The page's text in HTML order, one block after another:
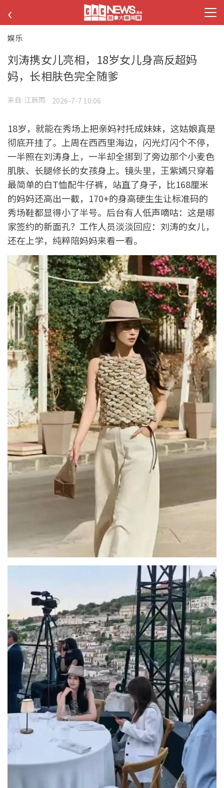
‹
娱乐
刘涛携女儿亮相，18岁女儿身高反超妈
妈，长相肤色完全随爹
来自: 江辰雨 2026-7-7 10:06
18岁，就能在秀场上把亲妈衬托成妹妹，这姑娘真是
彻底开挂了。上周在西西里海边，闪光灯闪个不停，
一半照在刘涛身上，一半却全挪到了旁边那个小麦色
肌肤、长腿修长的女孩身上。镜头里，王紫嫣只穿着
最简单的白T恤配牛仔裤，站直了身子，比168厘米
的妈妈还高出一截，170+的身高硬生生让标准码的
秀场鞋都显得小了半号。后台有人低声嘀咕：这是哪
家签约的新面孔？工作人员淡淡回应：刘涛的女儿，
还在上学，纯粹陪妈妈来看一看。